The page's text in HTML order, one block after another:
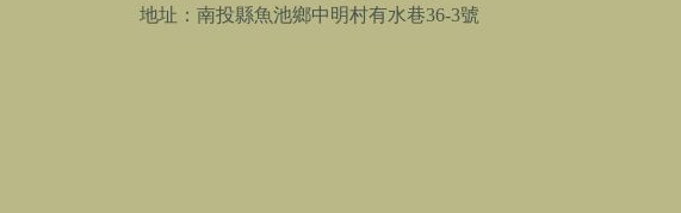
地址：南投縣魚池鄉中明村有水巷36-3號